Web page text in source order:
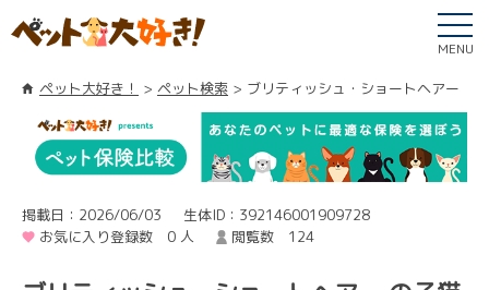
MENU
ペット大好き！ ペット検索 ブリティッシュ・ショートヘアー
掲載日：2026/06/03
生体ID：392146001909728
お気に入り登録数 0 人
閲覧数 124